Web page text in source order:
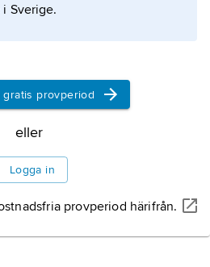
Sverige.
gratis provperiod
eller
Logga in
provperiod härifrån.